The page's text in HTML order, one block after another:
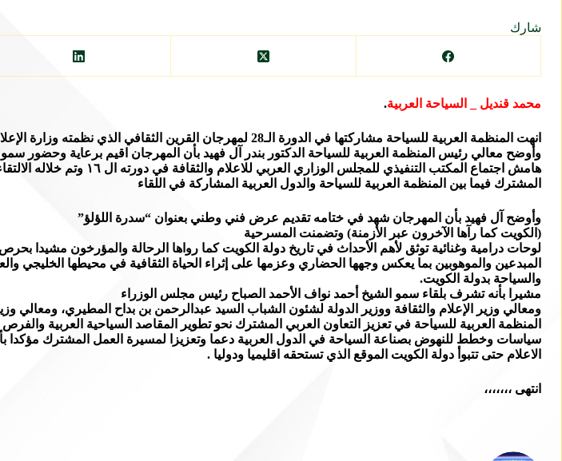
شارك
محمد قنديل _ السياحة العربية.
انهت المنظمة العربية للسياحة مشاركتها في الدورة الـ28 لمهرجان القرين الثقافي الذي نظمته وزارة الإعلام والثقافة بدولة الكويت في مركز الشيخ جابر الأحمد الثقافي
وأوضح معالي رئيس المنظمة العربية للسياحة الدكتور بندر آل فهيد بأن المهرجان اقيم برعاية وحضور
هامش اجتماع المكتب التنفيذي
المشترك فيما بين المنظمة العربية للسياحة والدول العربية المشاركة في اللقاء
وأوضح آل فهيد بأن المهرجان شهد في ختامه تقديم عرض فني وطني بعنوان “سدرة اللؤلؤ”
(الكويت كما رآها الآخرون عبر الأزمنة) وتضمنت المسرحية
لوحات درامية وغنائية توثق لأهم الأحداث في تاريخ دولة الكويت كما رواها الرحالة والمؤرخون مشيدا
المبدعين والموهوبين بما يعكس وجهها الحضاري وعزمها على إثراء الحياة الثقافية في محيطها الخليجي
والسياحة بدولة الكويت.
مشيرا بأنه تشرف بلقاء سمو الشيخ أحمد نواف الأحمد الصباح رئيس مجلس الوزراء
ومعالي وزير الإعلام والثقافة ووزير الدولة لشئون الشباب السيد عبدالرحمن بن بداح المطيري، ومعالي
المنظمة العربية للسياحة في تعزيز التعاون العربي المشترك نحو تطوير المقاصد السياحية العربية
سياسات وخطط للنهوض بصناعة السياحة في الدول العربية دعما وتعزيزا لمسيرة العمل المشترك مؤكدا
الاعلام حتى تتبوأ دولة الكويت الموقع الذي تستحقه اقليميا ودوليا .
انتهى ،،،،،،،